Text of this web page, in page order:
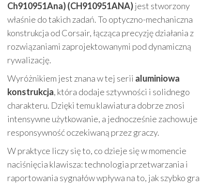
Ch910951Ana) (CH910951ANA)jest stworzony
właśnie do takich zadań. To optyczno-mechaniczna
konstrukcja od Corsair, łącząca precyzję działania z
rozwiązaniami zaprojektowanymi pod dynamiczną
rywalizację.
Wyróżnikiem jest znana w tej serii aluminiowa
konstrukcja, która dodaje sztywności i solidnego
charakteru. Dzięki temu klawiatura dobrze znosi
intensywne użytkowanie, a jednocześnie zachowuje
responsywność oczekiwaną przez graczy.
W praktyce liczy się to, co dzieje się w momencie
naciśnięcia klawisza: technologia przetwarzania i
raportowania sygnałów wpływa na to, jak szybko gra